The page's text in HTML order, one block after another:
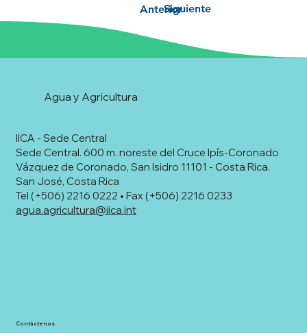
Siguiente
Anterior
IICA - Sede Central
Sede Central. 600 m. noreste del Cruce Ipís-Coronado
Vázquez de Coronado, San Isidro 11101 - Costa Rica.
San José, Costa Rica
Tel (+506) 2216 0222 • Fax (+506) 2216 0233
agua.agricultura@iica.int
Agua y Agricultura
Contáctenos